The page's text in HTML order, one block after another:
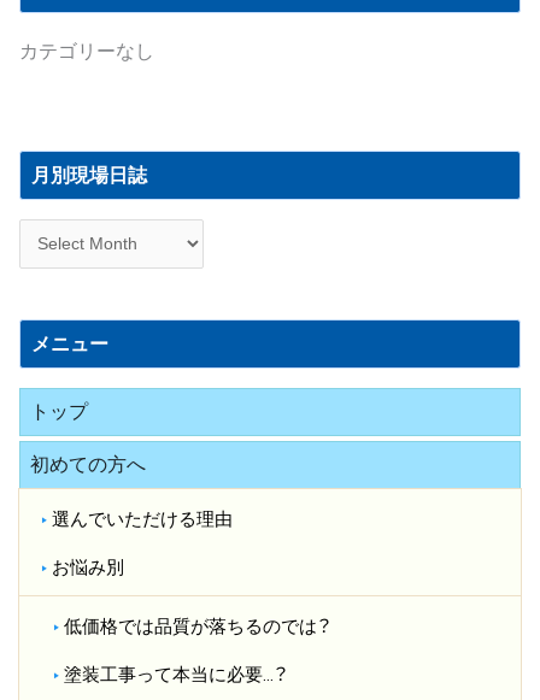
カテゴリーなし
月別現場日誌
現
日
メニュー
トップ
初めての方へ
選んでいただける理由
お悩み別
低価格では品質が落ちるのでは？​
塗装工事って本当に必要…？​